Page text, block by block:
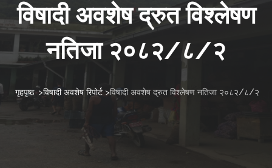
विषादी अवशेष द्रुत विश्लेषण
नतिजा २०८२/८/२
गृहपृष्ठ >विषादी अवशेष रिपोर्ट>विषादी अवशेष द्रुत विश्लेषण नतिजा २०८२/८/२